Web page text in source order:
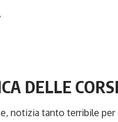
DELLE
notizia tanto terribile